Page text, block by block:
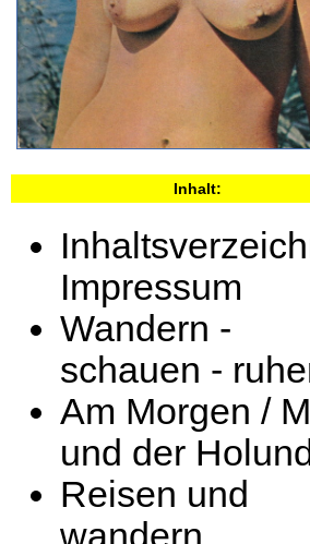
Inhalt:
Impressum
Wandern -
schauen -
Am Morgen /
und der
Reisen und
wandern